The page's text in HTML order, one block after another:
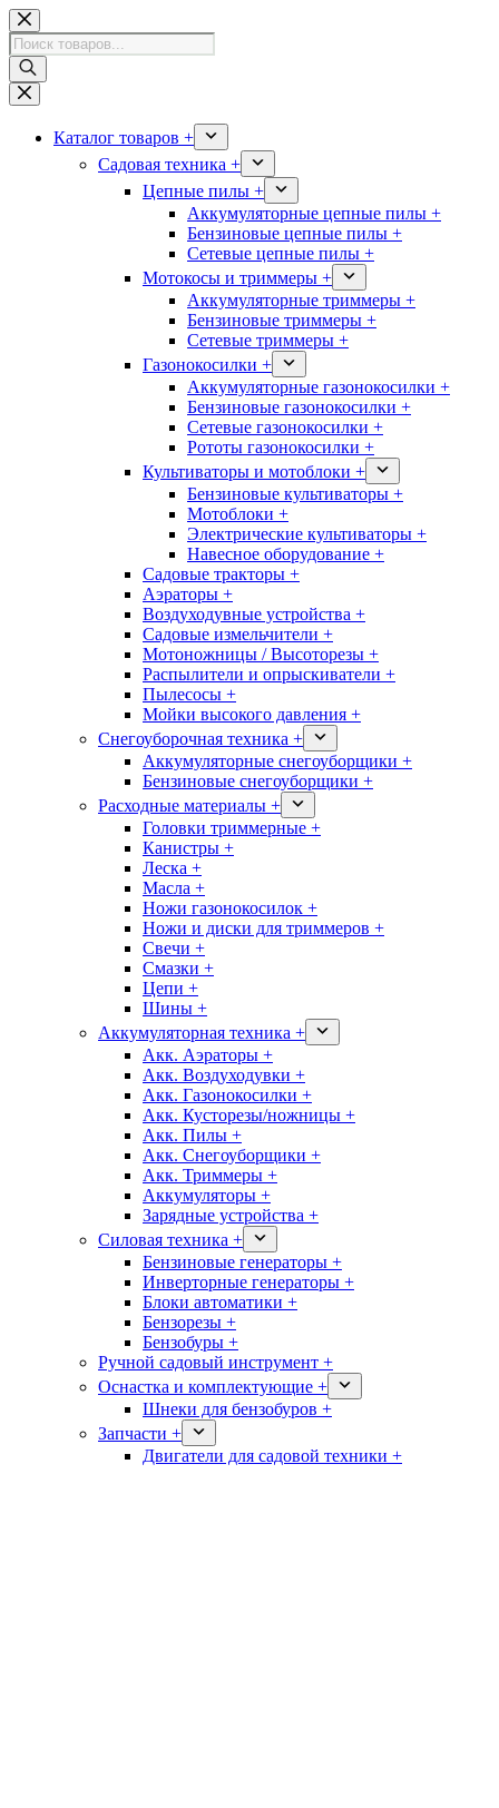
Перейти
к
сути
Поиск
товаров
Каталог товаров +
Садовая техника +
Цепные пилы +
Аккумуляторные цепные пилы +
Бензиновые цепные пилы +
Сетевые цепные пилы +
Мотокосы и триммеры +
Аккумуляторные триммеры +
Бензиновые триммеры +
Сетевые триммеры +
Газонокосилки +
Аккумуляторные газонокосилки +
Бензиновые газонокосилки +
Сетевые газонокосилки +
Рототы газонокосилки +
Культиваторы и мотоблоки +
Бензиновые культиваторы +
Мотоблоки +
Электрические культиваторы +
Навесное оборудование +
Садовые тракторы +
Аэраторы +
Воздуходувные устройства +
Садовые измельчители +
Мотоножницы / Высоторезы +
Распылители и опрыскиватели +
Пылесосы +
Мойки высокого давления +
Снегоуборочная техника +
Аккумуляторные снегоуборщики +
Бензиновые снегоуборщики +
Расходные материалы +
Головки триммерные +
Канистры +
Леска +
Масла +
Ножи газонокосилок +
Ножи и диски для триммеров +
Свечи +
Смазки +
Цепи +
Шины +
Аккумуляторная техника +
Акк. Аэраторы +
Акк. Воздуходувки +
Акк. Газонокосилки +
Акк. Кусторезы/ножницы +
Акк. Пилы +
Акк. Снегоуборщики +
Акк. Триммеры +
Аккумуляторы +
Зарядные устройства +
Силовая техника +
Бензиновые генераторы +
Инверторные генераторы +
Блоки автоматики +
Бензорезы +
Бензобуры +
Ручной садовый инструмент +
Оснастка и комплектующие +
Шнеки для бензобуров +
Запчасти +
Двигатели для садовой техники +